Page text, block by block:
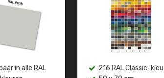
in alle RAL
216 RAL Classic-